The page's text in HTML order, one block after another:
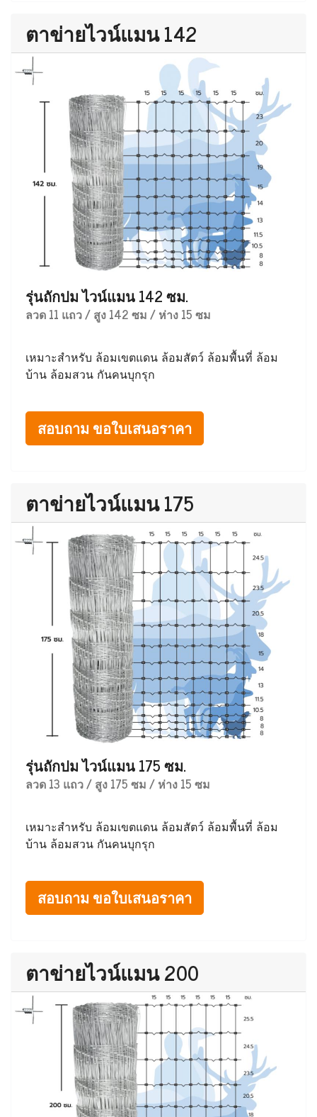
ตาข่ายไวน์แมน 142
รุ่นถักปม ไวน์แมน 142 ซม.
ลวด 11 แถว / สูง 142 ซม / ห่าง 15 ซม
เหมาะสำหรับ ล้อมเขตแดน ล้อมสัตว์ ล้อมพื้นที่ ล้อม
บ้าน ล้อมสวน กันคนบุกรุก
สอบถาม ขอใบเสนอราคา
ตาข่ายไวน์แมน 175
รุ่นถักปม ไวน์แมน 175 ซม.
ลวด 13 แถว / สูง 175 ซม / ห่าง 15 ซม
เหมาะสำหรับ ล้อมเขตแดน ล้อมสัตว์ ล้อมพื้นที่ ล้อม
บ้าน ล้อมสวน กันคนบุกรุก
สอบถาม ขอใบเสนอราคา
ตาข่ายไวน์แมน 200